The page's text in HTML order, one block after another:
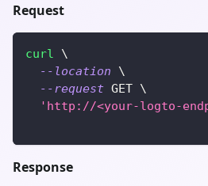
Request
curl
\
--location
\
--request GET \
'http://<your-logto-
Response